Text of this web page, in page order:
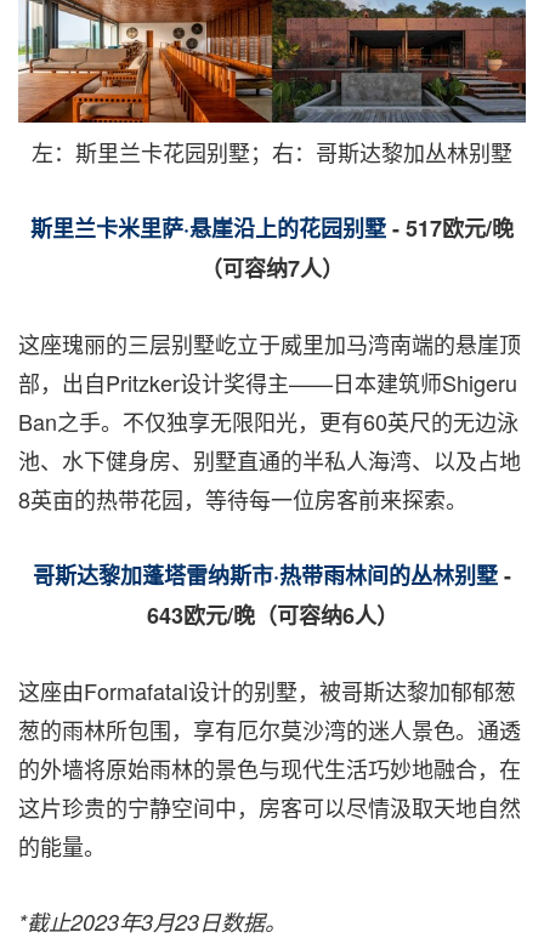
左：斯里兰卡花园别墅；右：哥斯达黎加丛林别墅
斯里兰卡米里萨·悬崖沿上的花园别墅- 517欧元/晚
（可容纳7人）
这座瑰丽的三层别墅屹立于威里加马湾南端的悬崖顶
部，出自Pritzker设计奖得主——日本建筑师Shigeru
Ban之手。不仅独享无限阳光，更有60英尺的无边泳
池、水下健身房、别墅直通的半私人海湾、以及占地
8英亩的热带花园，等待每一位房客前来探索。
哥斯达黎加蓬塔雷纳斯市·热带雨林间的丛林别墅-
643欧元/晚（可容纳6人）
这座由Formafatal设计的别墅，被哥斯达黎加郁郁葱
葱的雨林所包围，享有厄尔莫沙湾的迷人景色。通透
的外墙将原始雨林的景色与现代生活巧妙地融合，在
这片珍贵的宁静空间中，房客可以尽情汲取天地自然
的能量。
*截止2023年3月23日数据。